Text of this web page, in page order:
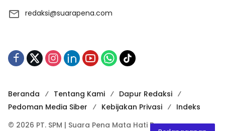
redaksi@suarapena.com
Beranda Tentang Kami
Dapur Redaksi
Pedoman Media Siber
Kebijakan Privasi
Indeks
© 2026 PT. SPM | Suara Pena Mata Hati Bangsa